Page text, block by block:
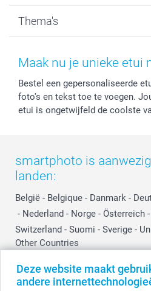
Deze website maakt
andere
Kaarten
Bestelproces
Herroepingsrecht
Cookiebeleid
Reviews
Tevredenheidsgarantie
Mijn orderstatus
smartfriends
service@smartphoto.nl
Thema's
Baby
Vaderdag
Huwelijk
Maak nu je unieke etui
Bestel een gepersonaliseerde
foto's en tekst toe te voegen.
etui is ongetwijfeld de coolste
smartphoto is
landen:
België - Belgique - Danmark -
- Nederland - Norge - Österreich -
Switzerland - Suomi - Sverige -
Other Countries
Alle prijzen zijn in EURO (€) inclusief